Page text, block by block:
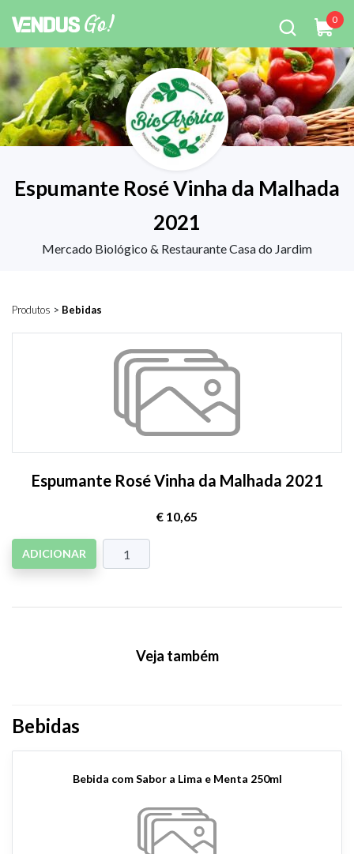
0
Espumante Rosé Vinha da Malhada
2021
Mercado Biológico & Restaurante Casa do Jardim
Produtos > Bebidas
Espumante Rosé Vinha da Malhada 2021
€ 10,65
ADICIONAR
Veja também
Bebidas
Bebida com Sabor a Lima e Menta 250ml